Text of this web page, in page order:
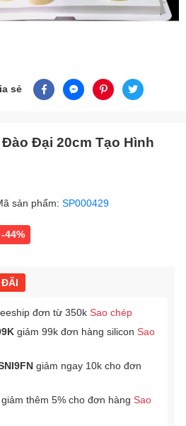
sẻ
Đại 20cm Tạo Hình
sản phẩm: SP000429
-44%
ĐÃI
đơn từ 350k Sao chép
giảm 99k đơn hàng silicon Sao
giảm ngay 10k cho đơn
giảm thêm 5% cho đơn hàng Sao